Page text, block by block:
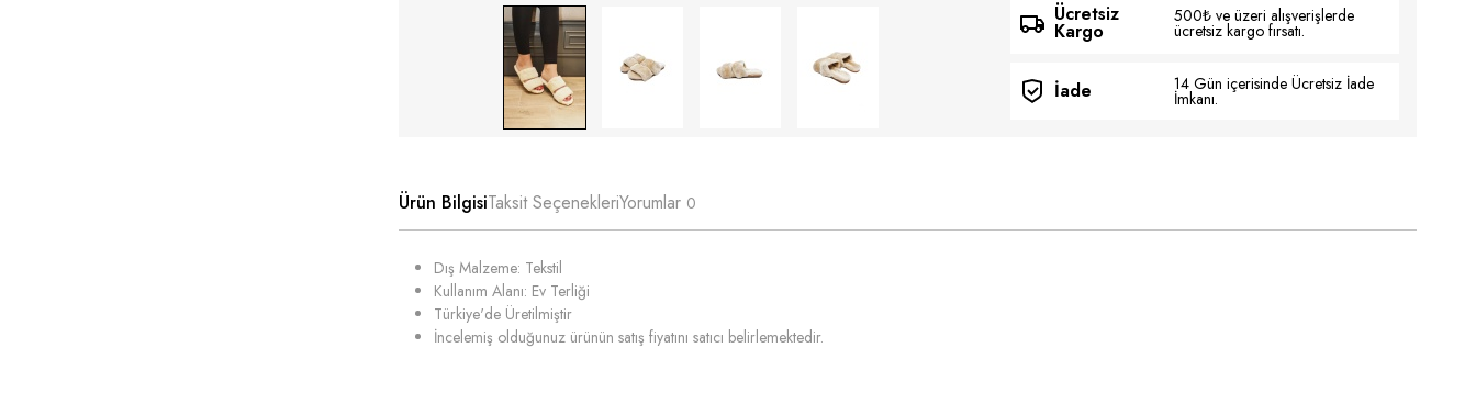
Ücretsiz
Kargo
500₺ ve üzeri alışverişlerde
ücretsiz kargo fırsatı.
İade 14 Gün içerisinde Ücretsiz İade
İmkanı.
Ürün BilgisiTaksit SeçenekleriYorumlar 0
Dış Malzeme: Tekstil
Kullanım Alanı: Ev Terliği
Türkiye'de Üretilmiştir
İncelemiş olduğunuz ürünün satış fiyatını satıcı belirlemektedir.